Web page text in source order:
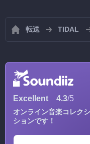
転送 TIDAL
Excellent 4.3/5
オンライン音楽コレク
ションです！